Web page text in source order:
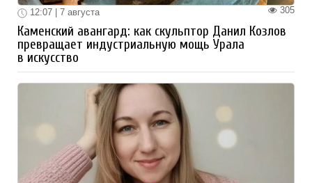
305
12:07 | 7 августа
Каменский авангард: как скульптор Данил Козлов
превращает индустриальную мощь Урала
в искусство